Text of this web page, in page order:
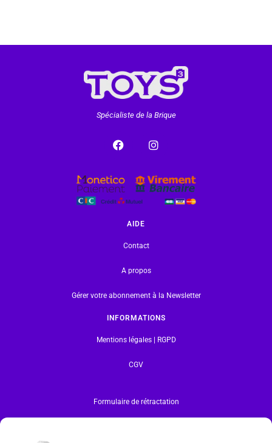
Spécialiste de la Brique
AIDE
Contact
A propos
Gérer votre abonnement à la Newsletter
INFORMATIONS
Mentions légales | RGPD
CGV
Formulaire de rétractation